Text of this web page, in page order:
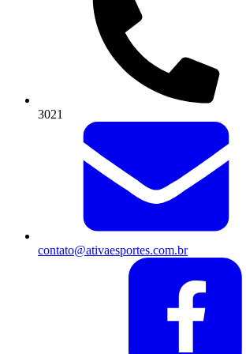
3021
contato@ativaesportes.com.br